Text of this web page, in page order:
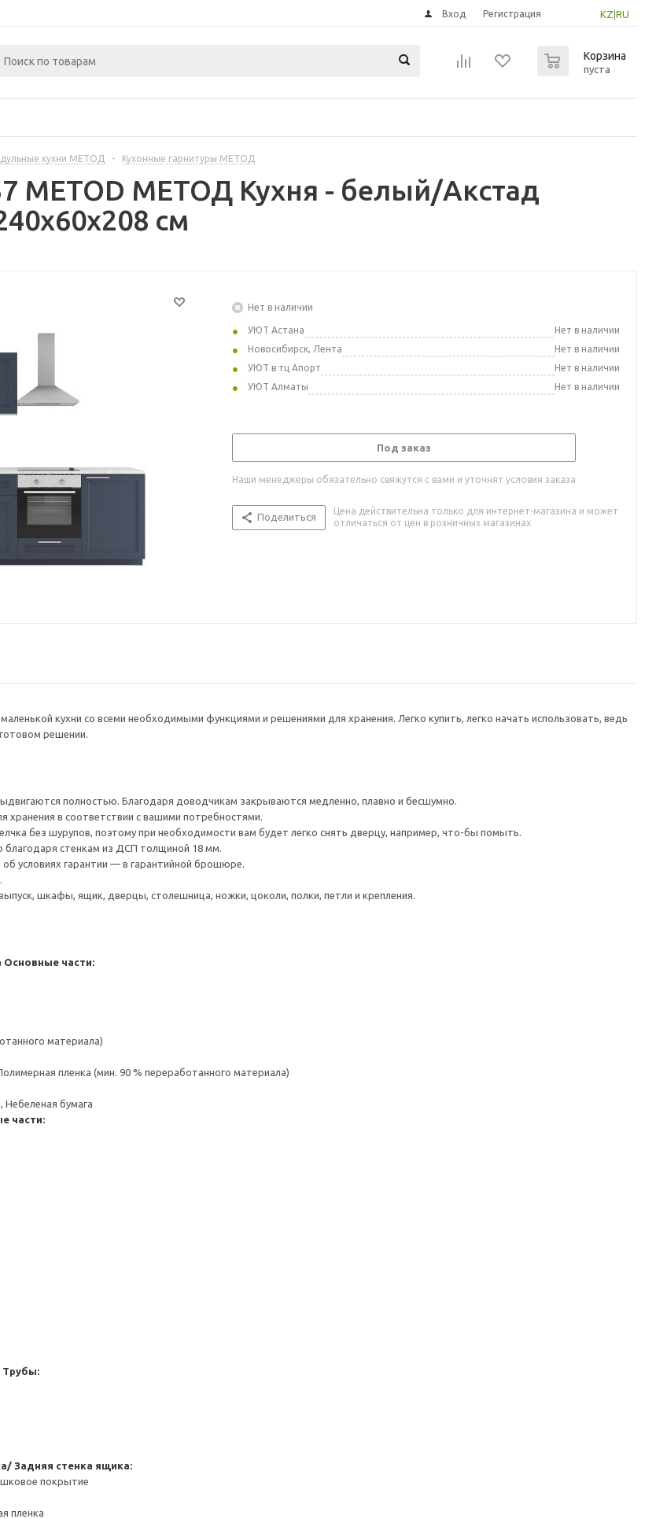
KZ RU
Вход Регистрация
Корзина
пуста
кухни МЕТОД - Кухонные гарнитуры МЕТОД
METOD МЕТОД Кухня - белый/Акстад
см
Нет в наличии
УЮТ Астана
Нет в наличии
Новосибирск, Лента
Нет в наличии
УЮТ в тц Апорт
Нет в наличии
УЮТ Алматы
Нет в наличии
Под заказ
Наши менеджеры обязательно свяжутся с вами и уточнят условия заказа
Поделиться
Цена действительна только для интернет-магазина и может
отличаться от цен в розничных магазинах
кухни со всеми необходимыми функциями и решениями для хранения. Легко купить, легко начать использовать, ведь
решении.
полностью. Благодаря доводчикам закрываются медленно, плавно и бесшумно.
хранения в соответствии с вашими потребностями.
без шурупов, поэтому при необходимости вам будет легко снять дверцу, например, что-бы помыть.
благодаря стенкам из ДСП толщиной 18 мм.
условиях гарантии — в гарантийной брошюре.
шкафы, ящик, дверцы, столешница, ножки, цоколи, полки, петли и крепления.
Основные части:
материала)
пленка (мин. 90 % переработанного материала)
бумага
части:
Трубы:
Задняя стенка ящика:
покрытие
пленка